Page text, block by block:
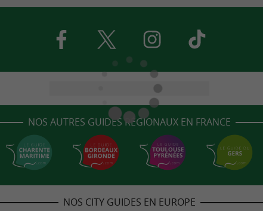
NOS AUTRES GUIDES RÉGIONAUX EN FRANCE
NOS CITY GUIDES EN EUROPE